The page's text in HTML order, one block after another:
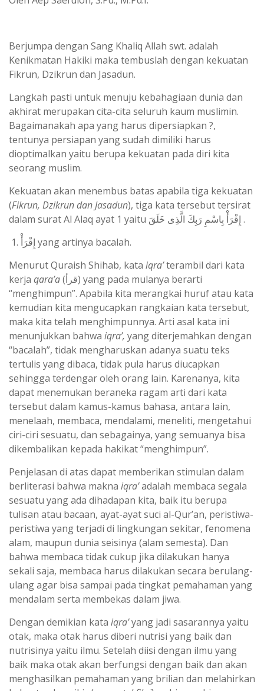
Berjumpa dengan Sang Khaliq Allah swt. adalah
Kenikmatan Hakiki maka tembuslah dengan kekuatan
Fikrun, Dzikrun dan Jasadun.
Langkah pasti untuk menuju kebahagiaan dunia dan
akhirat merupakan cita-cita seluruh kaum muslimin.
Bagaimanakah apa yang harus dipersiapkan ?,
tentunya persiapan yang sudah dimiliki harus
dioptimalkan yaitu berupa kekuatan pada diri kita
seorang muslim.
Kekuatan akan menembus batas apabila tiga kekuatan
(Fikrun, Dzikrun dan Jasadun), tiga kata tersebut tersirat
dalam surat Al Alaq ayat 1 yaitu إِقْرَأْ بِاسْمِ رَبِكَ الَّذِى خَلَقَ .
إِقْرَأْ yang artinya bacalah.
Menurut Quraish Shihab, kata iqra’terambil dari kata
kerja qara’a(قرأ) yang pada mulanya berarti
“menghimpun”. Apabila kita merangkai huruf atau kata
kemudian kita mengucapkan rangkaian kata tersebut,
maka kita telah menghimpunnya. Arti asal kata ini
menunjukkan bahwa iqra’, yang diterjemahkan dengan
“bacalah”, tidak mengharuskan adanya suatu teks
tertulis yang dibaca, tidak pula harus diucapkan
sehingga terdengar oleh orang lain. Karenanya, kita
dapat menemukan beraneka ragam arti dari kata
tersebut dalam kamus-kamus bahasa, antara lain,
menelaah, membaca, mendalami, meneliti, mengetahui
ciri-ciri sesuatu, dan sebagainya, yang semuanya bisa
dikembalikan kepada hakikat “menghimpun”.
Penjelasan di atas dapat memberikan stimulan dalam
berliterasi bahwa makna iqra’adalah membaca segala
sesuatu yang ada dihadapan kita, baik itu berupa
tulisan atau bacaan, ayat-ayat suci al-Qur’an, peristiwa-
peristiwa yang terjadi di lingkungan sekitar, fenomena
alam, maupun dunia seisinya (alam semesta). Dan
bahwa membaca tidak cukup jika dilakukan hanya
sekali saja, membaca harus dilakukan secara berulang-
ulang agar bisa sampai pada tingkat pemahaman yang
mendalam serta membekas dalam jiwa.
Dengan demikian kata iqra’yang jadi sasarannya yaitu
otak, maka otak harus diberi nutrisi yang baik dan
nutrisinya yaitu ilmu. Setelah diisi dengan ilmu yang
baik maka otak akan berfungsi dengan baik dan akan
menghasilkan pemahaman yang brilian dan melahirkan